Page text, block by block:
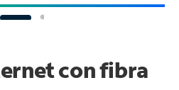
con fibra